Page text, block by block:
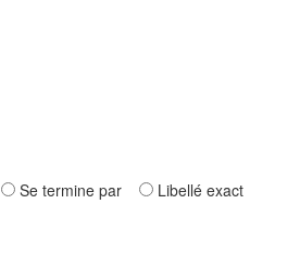
Se termine par Libellé exact